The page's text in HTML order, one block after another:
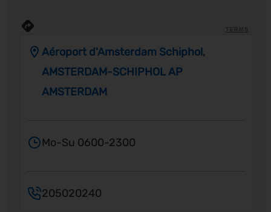
Aéroport d'Amsterdam Schiphol,
AMSTERDAM-SCHIPHOL AP
AMSTERDAM
Mo-Su 0600-2300
205020240